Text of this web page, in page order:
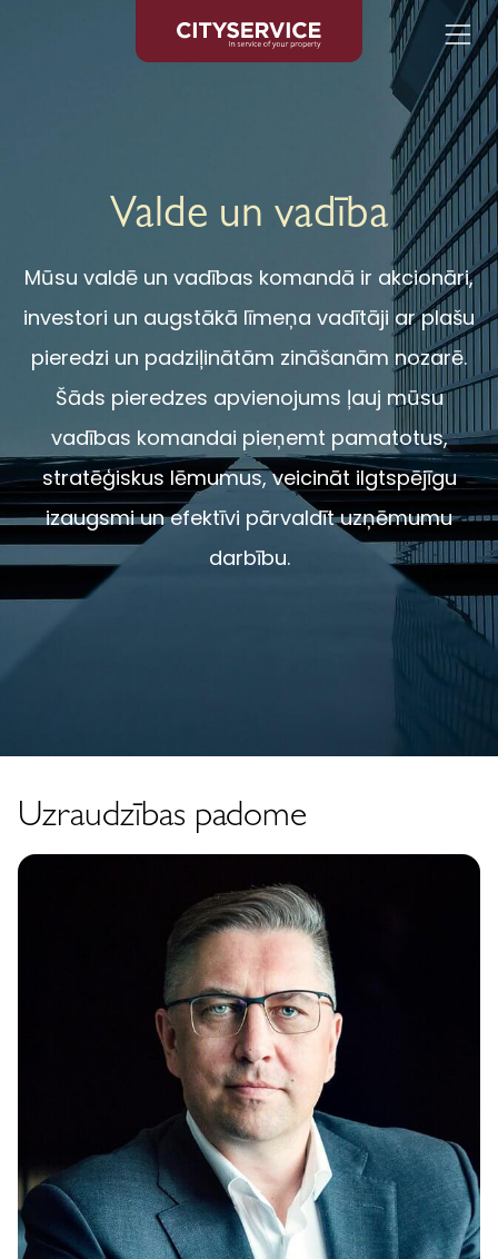
Valde un vadība
Mūsu valdē un vadības komandā ir akcionāri,
investori un augstākā līmeņa vadītāji ar plašu
pieredzi un padziļinātām zināšanām nozarē.
Šāds pieredzes apvienojums ļauj mūsu
vadības komandai pieņemt pamatotus,
stratēģiskus lēmumus, veicināt ilgtspējīgu
izaugsmi un efektīvi pārvaldīt uzņēmumu
darbību.
Uzraudzības padome